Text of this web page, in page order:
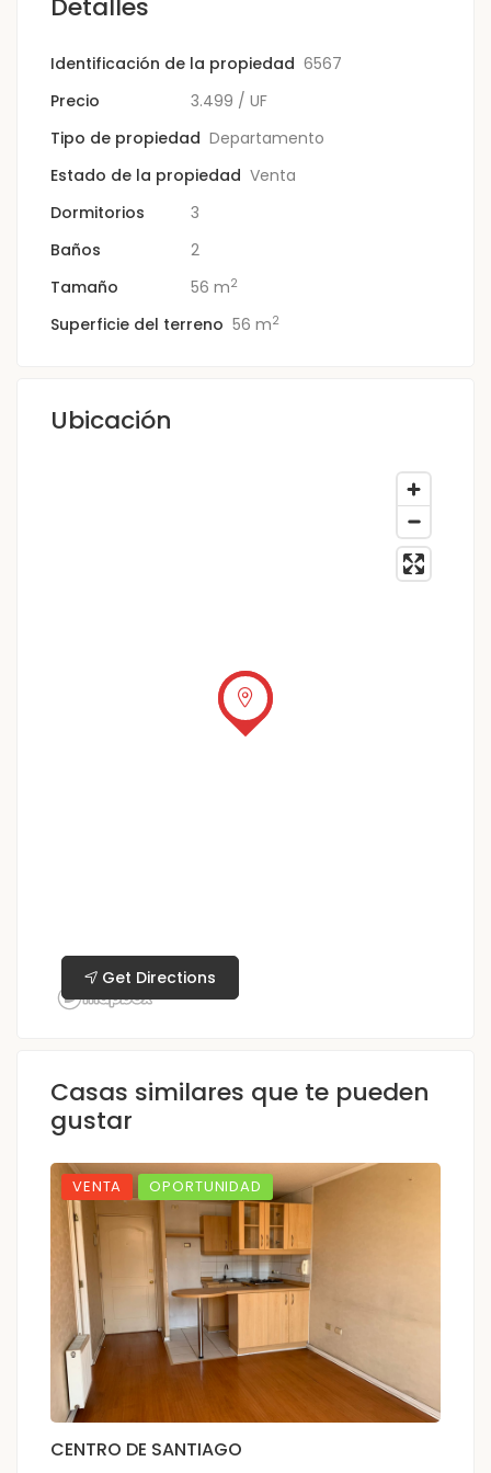
Detalles
Identificación de la propiedad 6567
Precio
3.499 / UF
Tipo de propiedad Departamento
Estado de la propiedad Venta
Dormitorios
3
Baños
2
Tamaño
56 m2
Superficie del terreno 56 m2
Ubicación
Get Directions
Casas similares que te pueden
gustar
VENTA OPORTUNIDAD
CENTRO DE SANTIAGO